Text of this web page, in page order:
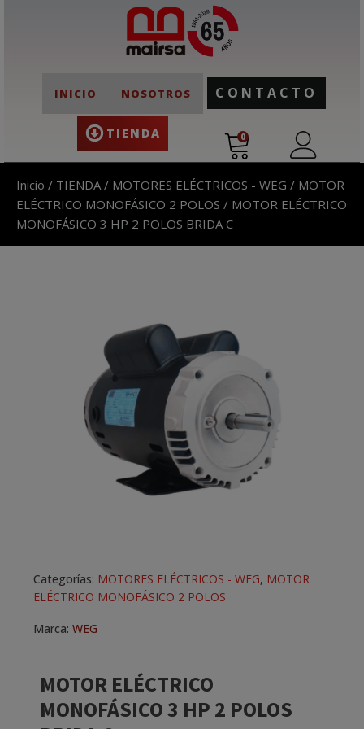
INICIO NOSOTROS
TIENDA
CONTACTO
0
Inicio / TIENDA / MOTORES ELÉCTRICOS - WEG / MOTOR
ELÉCTRICO MONOFÁSICO 2 POLOS / MOTOR ELÉCTRICO
MONOFÁSICO 3 HP 2 POLOS BRIDA C
MOTOR ELÉCTRICO
MONOFÁSICO 3 HP 2 POLOS
Categorías: MOTORES ELÉCTRICOS - WEG, MOTOR
ELÉCTRICO MONOFÁSICO 2 POLOS
Marca: WEG